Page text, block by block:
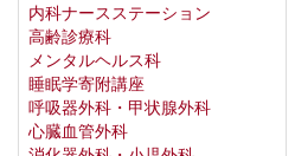
内科ナースステーション
高齢診療科
メンタルヘルス科
睡眠学寄附講座
呼吸器外科・甲状腺外科
心臓血管外科